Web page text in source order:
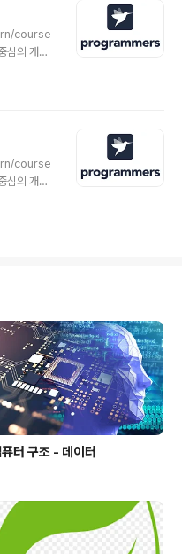
course
의 개발
맞는 기업
쉬울거
깐 그냥 for
연히 시
. 다음과
course
의 개발
맞는 기업
기 위해 l
에 같은 이
주한 사람
다. 감소시
터 구조 - 데이터